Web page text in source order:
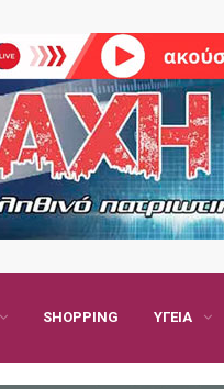
SHOPPING ΥΓΕΊΑ